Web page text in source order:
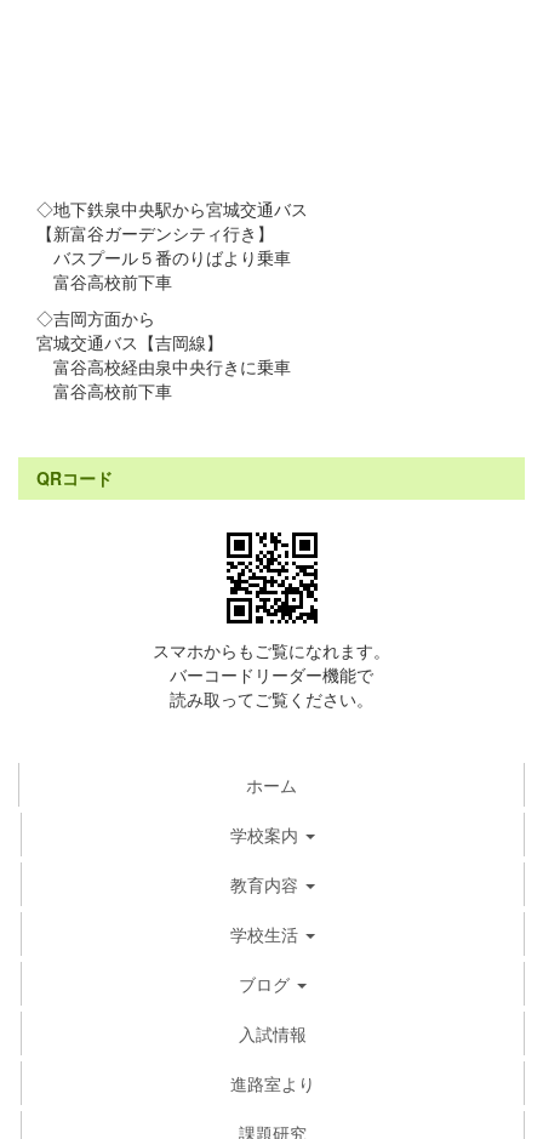
◇地下鉄泉中央駅から宮城交通バス
【新富谷ガーデンシティ行き】
バスプール５番のりばより乗車
富谷高校前下車
◇吉岡方面から
宮城交通バス【吉岡線】
富谷高校経由泉中央行きに乗車
富谷高校前下車
QRコード
スマホからもご覧になれます。
バーコードリーダー機能で
読み取ってご覧ください。
ホーム
学校案内
教育内容
学校生活
ブログ
入試情報
進路室より
課題研究